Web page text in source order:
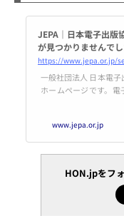
JEPA｜日本電子出版協会
が見つかりませんで
一般社団法人 日本電子
ホームページです。電
電子出版とは、会員限
配信しています。
www.jepa.or.jp
HON.jpをフ